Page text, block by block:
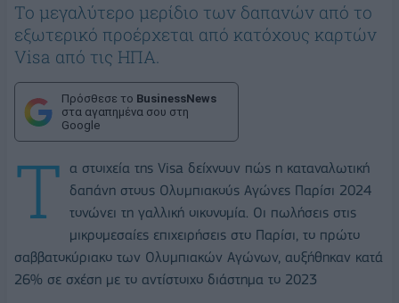
Το μεγαλύτερο μερίδιο των δαπανών από το
εξωτερικό προέρχεται από κατόχους καρτών
Visa από τις ΗΠΑ.
Πρόσθεσε το BusinessNews
στα αγαπημένα σου στη
Google
Τ
α στοιχεία της Visa δείχνουν πώς η καταναλωτική
δαπάνη στους Ολυμπιακούς Αγώνες Παρίσι 2024
τονώνει τη γαλλική οικονομία. Οι πωλήσεις στις
μικρομεσαίες επιχειρήσεις στο Παρίσι, το πρώτο
σαββατοκύριακο των Ολυμπιακών Αγώνων, αυξήθηκαν κατά
26% σε σχέση με το αντίστοιχο διάστημα το 2023